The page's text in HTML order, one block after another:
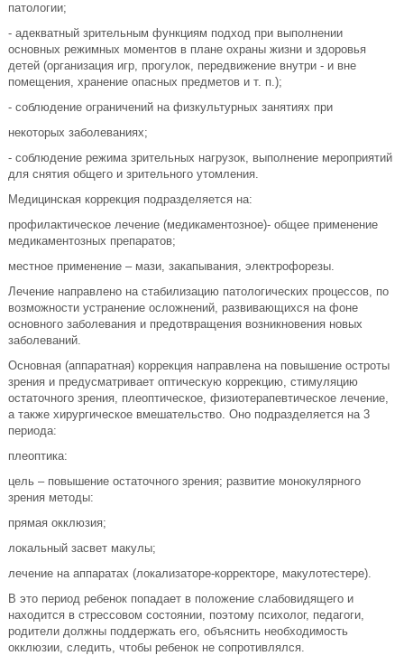
патологии;
- адекватный зрительным функциям подход при выполнении
основных режимных моментов в плане охраны жизни и здоровья
детей (организация игр, прогулок, передвижение внутри - и вне
помещения, хранение опасных предметов и т. п.);
- соблюдение ограничений на физкультурных занятиях при
некоторых заболеваниях;
- соблюдение режима зрительных нагрузок, выполнение мероприятий
для снятия общего и зрительного утомления.
Медицинская коррекция подразделяется на:
профилактическое лечение (медикаментозное)- общее применение
медикаментозных препаратов;
местное применение – мази, закапывания, электрофорезы.
Лечение направлено на стабилизацию патологических процессов, по
возможности устранение осложнений, развивающихся на фоне
основного заболевания и предотвращения возникновения новых
заболеваний.
Основная (аппаратная) коррекция направлена на повышение остроты
зрения и предусматривает оптическую коррекцию, стимуляцию
остаточного зрения, плеоптическое, физиотерапевтическое лечение,
а также хирургическое вмешательство. Оно подразделяется на 3
периода:
плеоптика:
цель – повышение остаточного зрения; развитие монокулярного
зрения методы:
прямая окклюзия;
локальный засвет макулы;
лечение на аппаратах (локализаторе-корректоре, макулотестере).
В это период ребенок попадает в положение слабовидящего и
находится в стрессовом состоянии, поэтому психолог, педагоги,
родители должны поддержать его, объяснить необходимость
окклюзии, следить, чтобы ребенок не сопротивлялся.